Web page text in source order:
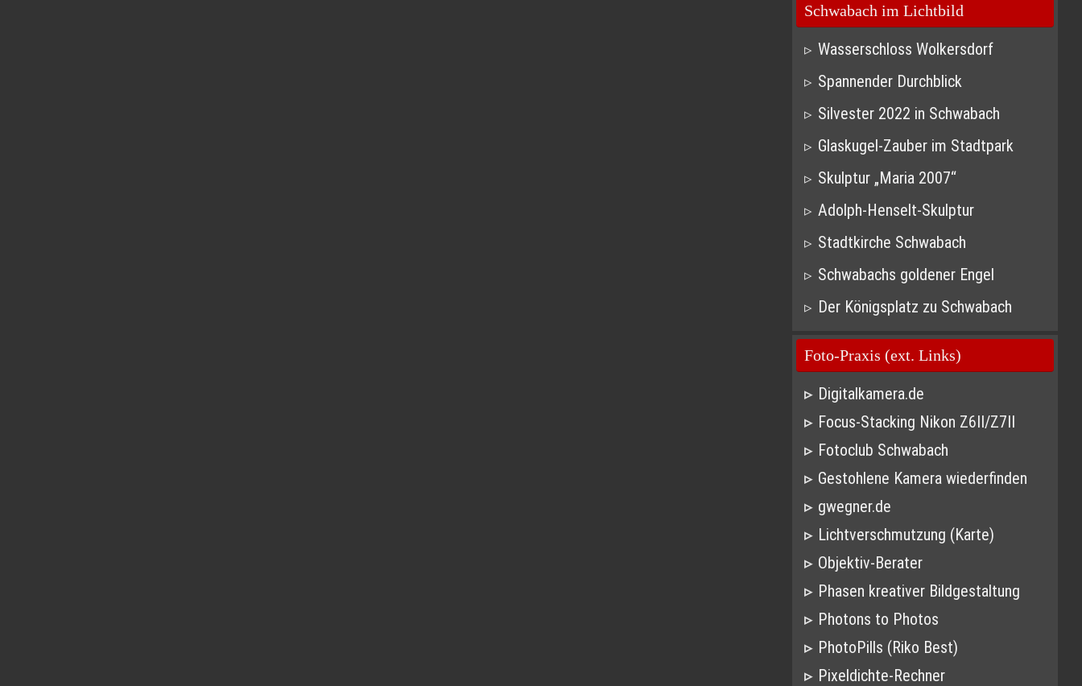
Schwabach im Lichtbild
Wasserschloss Wolkersdorf
Spannender Durchblick
Silvester 2022 in Schwabach
Glaskugel-Zauber im Stadtpark
Skulptur „Maria 2007“
Adolph-Henselt-Skulptur
Stadtkirche Schwabach
Schwabachs goldener Engel
Der Königsplatz zu Schwabach
Foto-Praxis (ext. Links)
Digitalkamera.de
Focus-Stacking Nikon Z6II/Z7II
Fotoclub Schwabach
Gestohlene Kamera wiederfinden
gwegner.de
Lichtverschmutzung (Karte)
Objektiv-Berater
Phasen kreativer Bildgestaltung
Photons to Photos
PhotoPills (Riko Best)
Pixeldichte-Rechner